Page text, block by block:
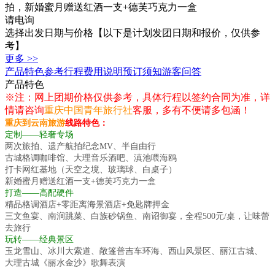
拍，新婚蜜月赠送红酒一支+德芙巧克力一盒
请电询
选择出发日期与价格 【以下是计划发团日期和报价，仅供参
考】
更多 >>
产品特色参考行程费用说明预订须知游客问答
产品特色
※注：网上团期价格仅供参考，具体行程以签约合同为准，详
情请咨询重庆中国青年旅行社客服，多有不便请多包涵！
重庆到云南旅游线路特色：
定制——轻奢专场
两次旅拍、遗产航拍纪念MV、半自由行
古城格调咖啡馆、大理音乐酒吧、滇池喂海鸥
打卡网红基地（天空之境、玻璃球、白桌子）
新婚蜜月赠送红酒一支+德芙巧克力一盒
打造——高配硬件
精品格调酒店+零距离海景酒店+免匙牌押金
三文鱼宴、南涧跳菜、白族砂锅鱼、南诏御宴，全程500元/桌，让味蕾
去旅行
玩转——经典景区
玉龙雪山、冰川大索道、敞篷普吉车环海、西山风景区、丽江古城、
大理古城《丽水金沙》歌舞表演